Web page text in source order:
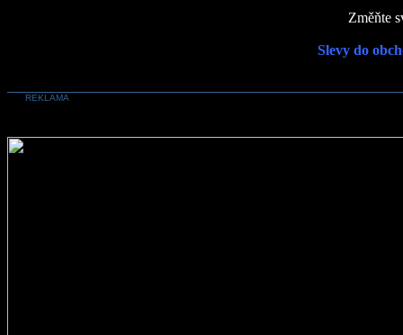
Změňte
Slevy do
REKLAMA